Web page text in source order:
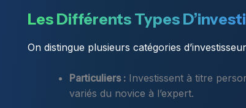
Les Différents Types
On distingue plusieurs catégories
Particuliers : Investissent à titre
variés du novice à l’expert.